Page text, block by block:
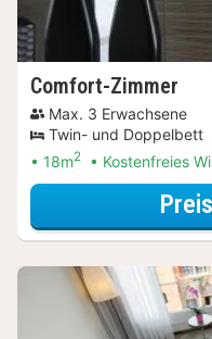
Comfort-Zimmer
Max. 3 Erwachsene
Twin- und Doppelbett
18m2 Kostenfreies